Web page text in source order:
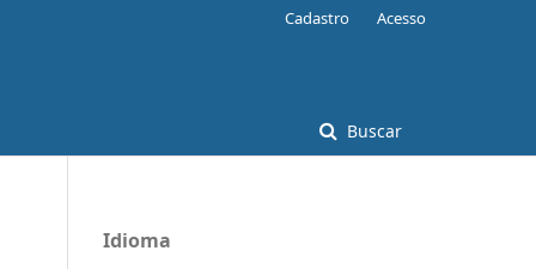
Buscar
Cadastro Acesso
Idioma